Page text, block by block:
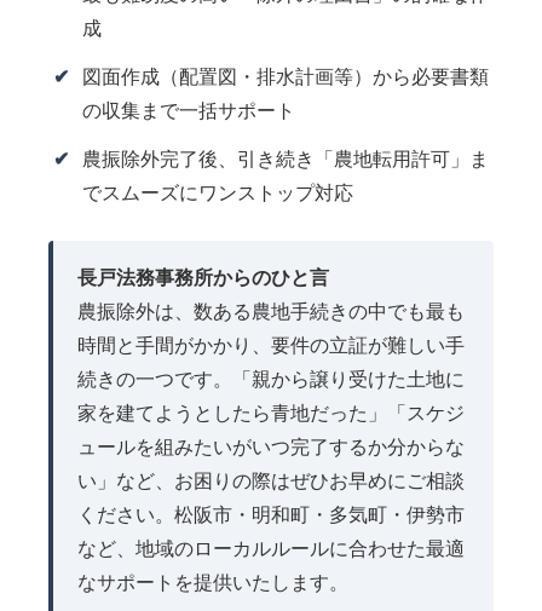
成
図面作成（配置図・排水計画等）から必要書類
の収集まで一括サポート
農振除外完了後、引き続き「農地転用許可」ま
でスムーズにワンストップ対応
長戸法務事務所からのひと言
農振除外は、数ある農地手続きの中でも最も
時間と手間がかかり、要件の立証が難しい手
続きの一つです。「親から譲り受けた土地に
家を建てようとしたら青地だった」「スケジ
ュールを組みたいがいつ完了するか分からな
い」など、お困りの際はぜひお早めにご相談
ください。松阪市・明和町・多気町・伊勢市
など、地域のローカルルールに合わせた最適
なサポートを提供いたします。